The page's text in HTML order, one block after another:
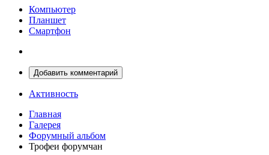
Компьютер
Планшет
Смартфон
Добавить комментарий
Активность
Главная
Галерея
Форумный альбом
Трофеи форумчан